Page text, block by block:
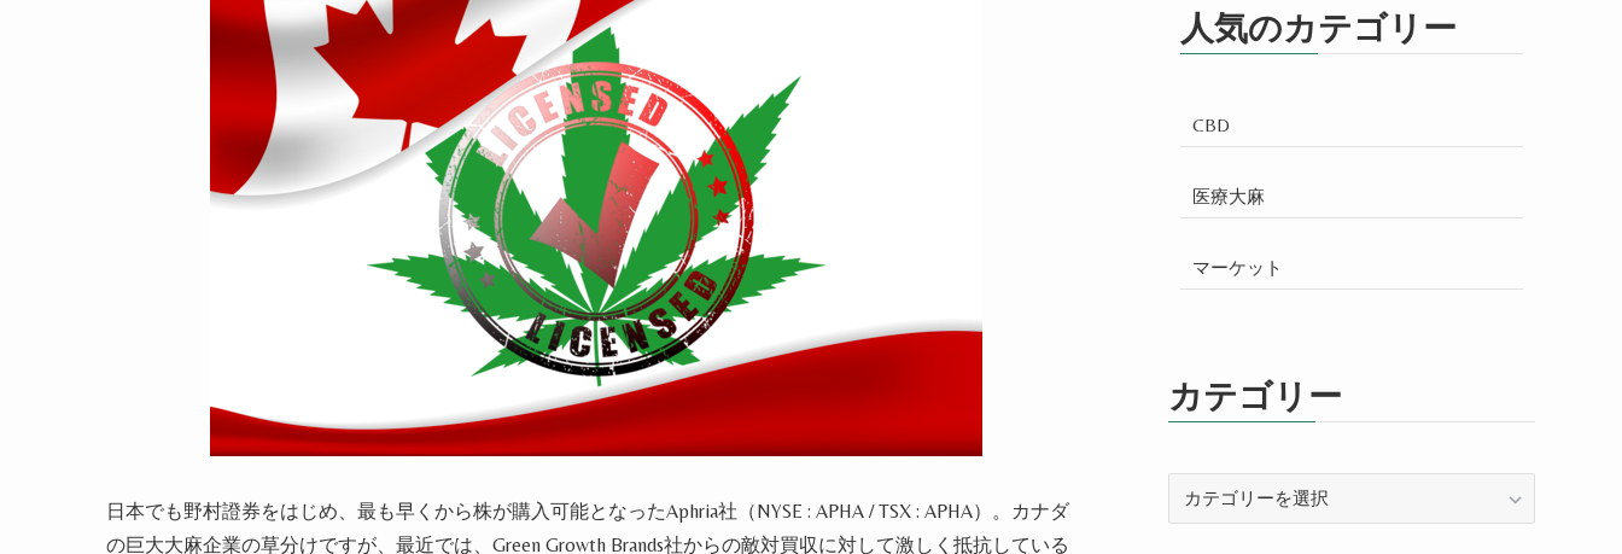
日本でも野村證券をはじめ、最も早くから株が購入可能となったAphria社（NYSE : APHA / TSX : APHA）。カナダ
の巨大大麻企業の草分けですが、最近では、 Green Growth Brands社からの敵対買収に対して激しく抵抗している
人気のカテゴリー
CBD
医療大麻
マーケット
カテゴリー